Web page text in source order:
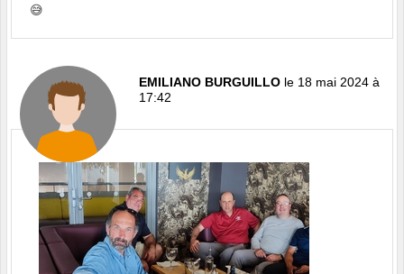
😅
EMILIANO BURGUILLO le 18 mai 2024 à
17:42